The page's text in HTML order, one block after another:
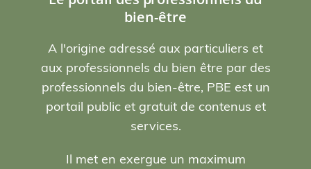
bien-être
A l'origine adressé aux particuliers et
aux professionnels du bien être par des
professionnels du bien-être, PBE est un
portail public et gratuit de contenus et
services.
Il met en exergue un maximum